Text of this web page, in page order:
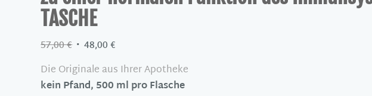
TASCHE
57,00€ Ursprünglicher
war:
57,00 €
48,00€
ist:
48,00 €.
Die Originale aus Ihrer Apotheke
kein Pfand, 500 ml pro Flasche